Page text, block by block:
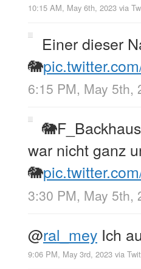
10:15 AM, May 6th, 2023 via
Einer dieser
🐘
6:15 PM, May 5th,
war nicht ganz
🐘
3:30 PM, May 5th,
@ral_mey Ich
9:06 PM, May 3rd, 2023 via